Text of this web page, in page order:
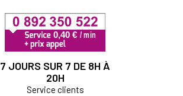
7 JOURS SUR 7 DE 8H À
20H
Service clients